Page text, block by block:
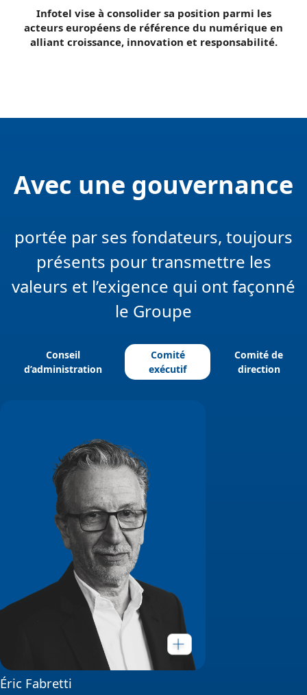
Infotel vise à consolider sa position parmi les
acteurs européens de référence du numérique en
alliant croissance, innovation et responsabilité.
Avec une gouvernance
portée par ses fondateurs, toujours
présents pour transmettre les
valeurs et l’exigence qui ont façonné
le Groupe
Conseil
d’administration
Comité
exécutif
Comité de
direction
Éric Fabretti